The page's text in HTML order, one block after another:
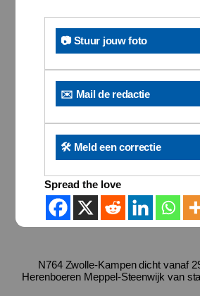
📷 Stuur jouw foto
✉️ Mail de redactie
🛠️ Meld een correctie
Spread the love
N764 Zwolle-Kampen dicht vanaf
Herenboeren Meppel-Steenwijk van